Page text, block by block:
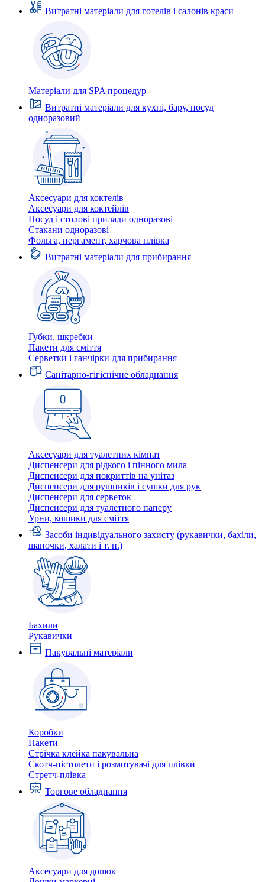
Витратні матеріали для готелів і салонів краси
Матеріали для SPA процедур
Витратні матеріали для кухні, бару, посуд
одноразовий
Аксесуари для коктелів
Аксесуари для коктейлів
Посуд і столові прилади одноразові
Стакани одноразові
Фольга, пергамент, харчова плівка
Витратні матеріали для прибирання
Губки, шкребки
Пакети для сміття
Серветки і ганчірки для прибирання
Санітарно-гігієнічне обладнання
Аксесуари для туалетних кімнат
Диспенсери для рідкого і пінного мила
Диспенсери для покриттів на унітаз
Диспенсери для рушників і сушки для рук
Диспенсери для серветок
Диспенсери для туалетного паперу
Урни, кошики для сміття
Засоби індивідуального захисту (рукавички, бахіли,
шапочки, халати і т. п.)
Бахили
Рукавички
Пакувальні матеріали
Коробки
Пакети
Стрічка клейка пакувальна
Скотч-пістолети і розмотувачі для плівки
Стретч-плівка
Торгове обладнання
Аксесуари для дошок